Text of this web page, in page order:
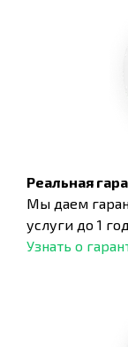
Реальная
Мы даем
услуги до 1
Узнать о